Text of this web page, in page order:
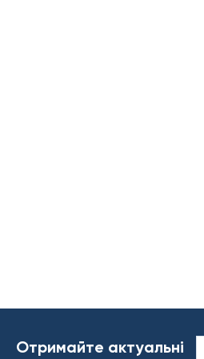
Отримайте актуальні